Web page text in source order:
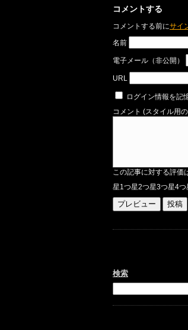
コメントする
コメントする前にサイ
名前
電子メール（非公開）
URL
ログイン情報を記
コメント (スタイル用
この記事に対する評価
星1つ星2つ星3つ星4つ
検索